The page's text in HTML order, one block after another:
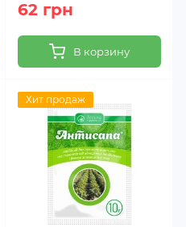
62 грн
В корзину
Хит продаж